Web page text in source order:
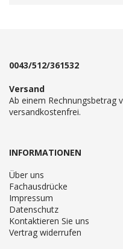
0043/512/361532
Versand
Ab einem Rechnungsbetrag
versandkostenfrei.
INFORMATIONEN
Über uns
Fachausdrücke
Impressum
Datenschutz
Kontaktieren Sie uns
Vertrag widerrufen